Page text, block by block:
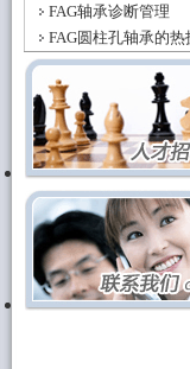
FAG轴承诊断管理
FAG圆柱孔轴承的热